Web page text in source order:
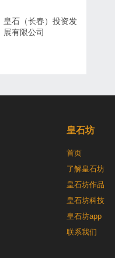
皇石（长春）投资发
展有限公司
皇石坊
首页
了解皇石坊
皇石坊作品
皇石坊科技
皇石坊app
联系我们